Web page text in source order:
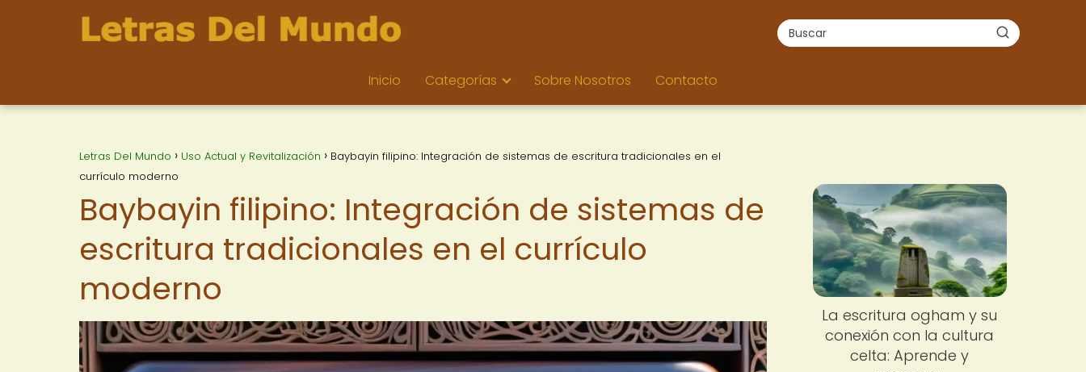
Inicio Categorías Sobre Nosotros Contacto
Letras Del Mundo Uso Actual y Revitalización
Baybayin filipino: Integración de sistemas de escritura tradicionales en el
currículo moderno
Baybayin filipino: Integración de sistemas de
escritura tradicionales en el currículo
moderno
La escritura ogham y su
conexión con la cultura
celta: Aprende y